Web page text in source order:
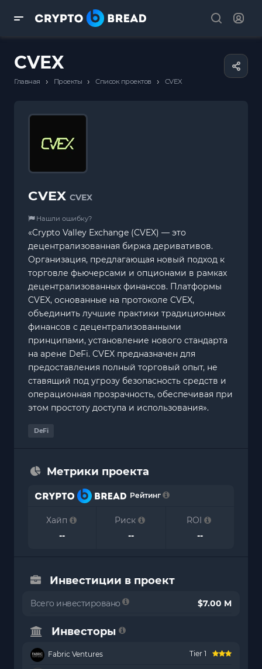
CVEX
Главная › Проекты › Список проектов › CVEX
CVEX CVEX
Нашли ошибку?
«Crypto Valley Exchange (CVEX) — это
децентрализованная биржа деривативов.
Организация, предлагающая новый подход к
торговле фьючерсами и опционами в рамках
децентрализованных финансов. Платформы
CVEX, основанные на протоколе CVEX,
объединить лучшие практики традиционных
финансов с децентрализованными
принципами, установление нового стандарта
на арене DeFi. CVEX предназначен для
предоставления полный торговый опыт, не
ставящий под угрозу безопасность средств и
операционная прозрачность, обеспечивая при
этом простоту доступа и использования».
DeFi
Метрики проекта
Рейтинг
Хайп
--
Риск
--
ROI
--
Инвестиции в проект
Всего инвестировано $7.00 M
Инвесторы
Fabric Ventures Tier 1